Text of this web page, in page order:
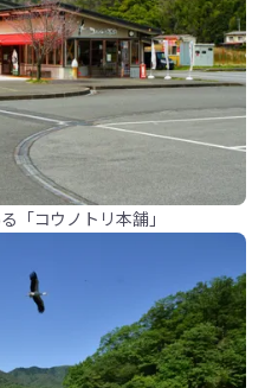
「コウノトリ本舗」